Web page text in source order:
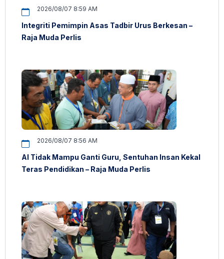
2026/08/07 8:59 AM
Integriti Pemimpin Asas Tadbir Urus Berkesan –
Raja Muda Perlis
2026/08/07 8:56 AM
AI Tidak Mampu Ganti Guru, Sentuhan Insan Kekal
Teras Pendidikan – Raja Muda Perlis